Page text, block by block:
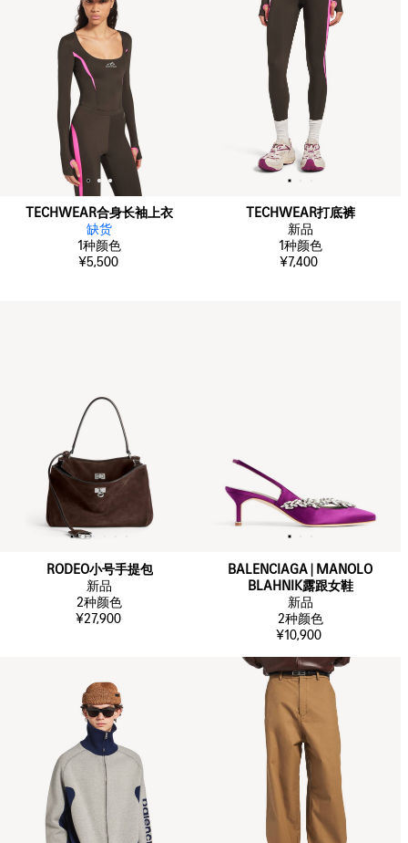
TECHWEAR合身长袖上衣
缺货
1种颜色
¥5,500
TECHWEAR打底裤
新品
1种颜色
¥7,400
RODEO小号手提包
新品
2种颜色
¥27,900
BALENCIAGA | MANOLO
BLAHNIK露跟女鞋
新品
2种颜色
¥10,900